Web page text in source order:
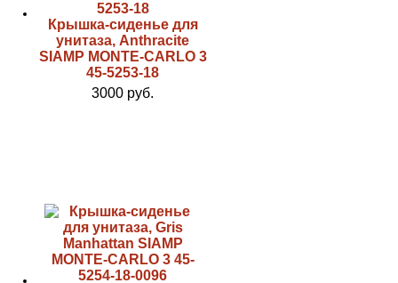
Крышка-сиденье для
унитаза, Anthracite
SIAMP MONTE-CARLO 3
45-5253-18
3000 руб.